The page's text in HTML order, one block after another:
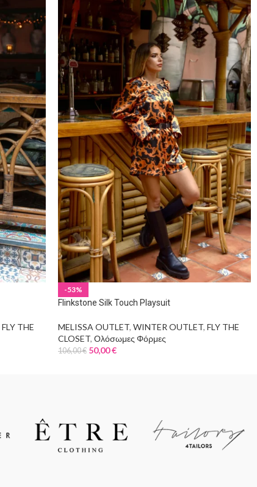
FLY THE
-53%
Flinkstone Silk Touch Playsuit
MELISSA OUTLET, WINTER OUTLET, FLY THE
CLOSET, Ολόσωμες Φόρμες
106,00€ 50,00€